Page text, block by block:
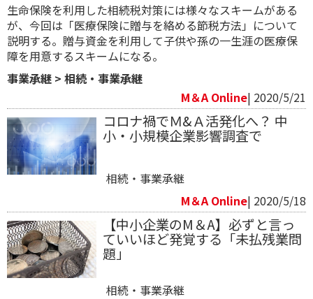
生命保険を利用した相続税対策には様々なスキームがある
が、今回は「医療保険に贈与を絡める節税方法」について
説明する。贈与資金を利用して子供や孫の一生涯の医療保
障を用意するスキームになる。
事業承継 > 相続・事業承継
M＆A Online| 2020/5/21
コロナ禍でＭ&Ａ活発化へ？ 中
小・小規模企業影響調査で
相続・事業承継
M＆A Online| 2020/5/18
【中小企業のM＆A】必ずと言っ
ていいほど発覚する「未払残業問
題」
相続・事業承継